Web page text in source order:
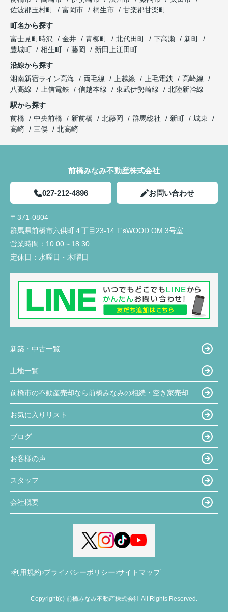
佐波郡玉村町
富岡市 桐生市
甘楽郡甘楽町
町名から探す
富士見町時沢
金井 青柳町 北代田町 下高瀬
新町
豊城町
相生町 藤岡
新田上江田町
沿線から探す
湘南新宿ライン高海
両毛線 上越線 上毛電鉄
高崎線
八高線
上信電鉄 信越本線 東武伊勢崎線
北陸新幹線
駅から探す
前橋
中央前橋 新前橋 北藤岡 群馬総社 新町
城東
高崎
三俣 北高崎
前橋みなみ不動産株式会社
027-212-4896 お問い合わせ
〒371-0804
群馬県前橋市六供町４丁目23‐14 T'sWOOD OM 3号室
営業時間： 10:00～18:30
定休日： 水曜日・木曜日
新築・中古一覧
土地一覧
前橋市の不動産売却なら前橋みなみの相続・空き家売却
お気に入りリスト
ブログ
お客様の声
スタッフ
会社概要
利用規約 プライバシーポリシー サイトマップ
Copyright(c) 前橋みなみ不動産株式会社 All Rights Reserved.